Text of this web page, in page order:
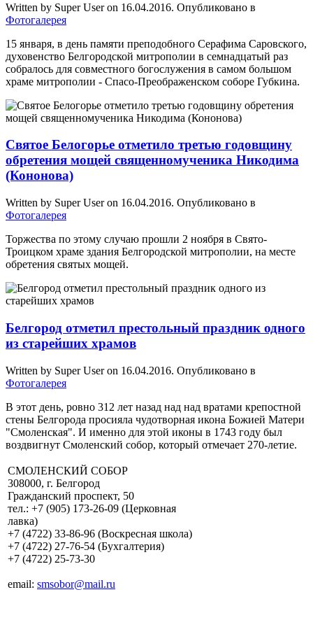
Written by Super User on 16.04.2016. Опубликовано в
Фотогалерея
15 января, в день памяти преподобного Серафима Саровского,
духовенство Белгородской митрополии в семнадцатый раз
собралось для совместного богослужения в самом большом
храме митрополии - Спасо-Преображенском соборе Губкина.
Святое Белогорье отметило третью годовщину
обретения мощей священномученика Никодима
(Кононова)
Written by Super User on 16.04.2016. Опубликовано в
Фотогалерея
Торжества по этому случаю прошли 2 ноября в Свято-
Троицком храме здания Белгородской митрополии, на месте
обретения святых мощей.
Белгород отметил престольный праздник одного
из старейших храмов
Written by Super User on 16.04.2016. Опубликовано в
Фотогалерея
В этот день, ровно 312 лет назад над над вратами крепостной
стены Белгорода просияла чудотворная икона Божией Матери
"Смоленская". И именно для этой иконы в 1743 году был
воздвигнут Смоленский собор, который отмечает 270-летие.
СМОЛЕНСКИЙ СОБОР
308000, г. Белгород
Гражданский проспект, 50
тел.: +7 (905) 173-26-09 (Церковная
лавка)
+7 (4722) 33-86-96 (Воскресная школа)
+7 (4722) 27-76-54 (Бухгалтерия)
+7 (4722) 25-73-30
email: smsobor@mail.ru